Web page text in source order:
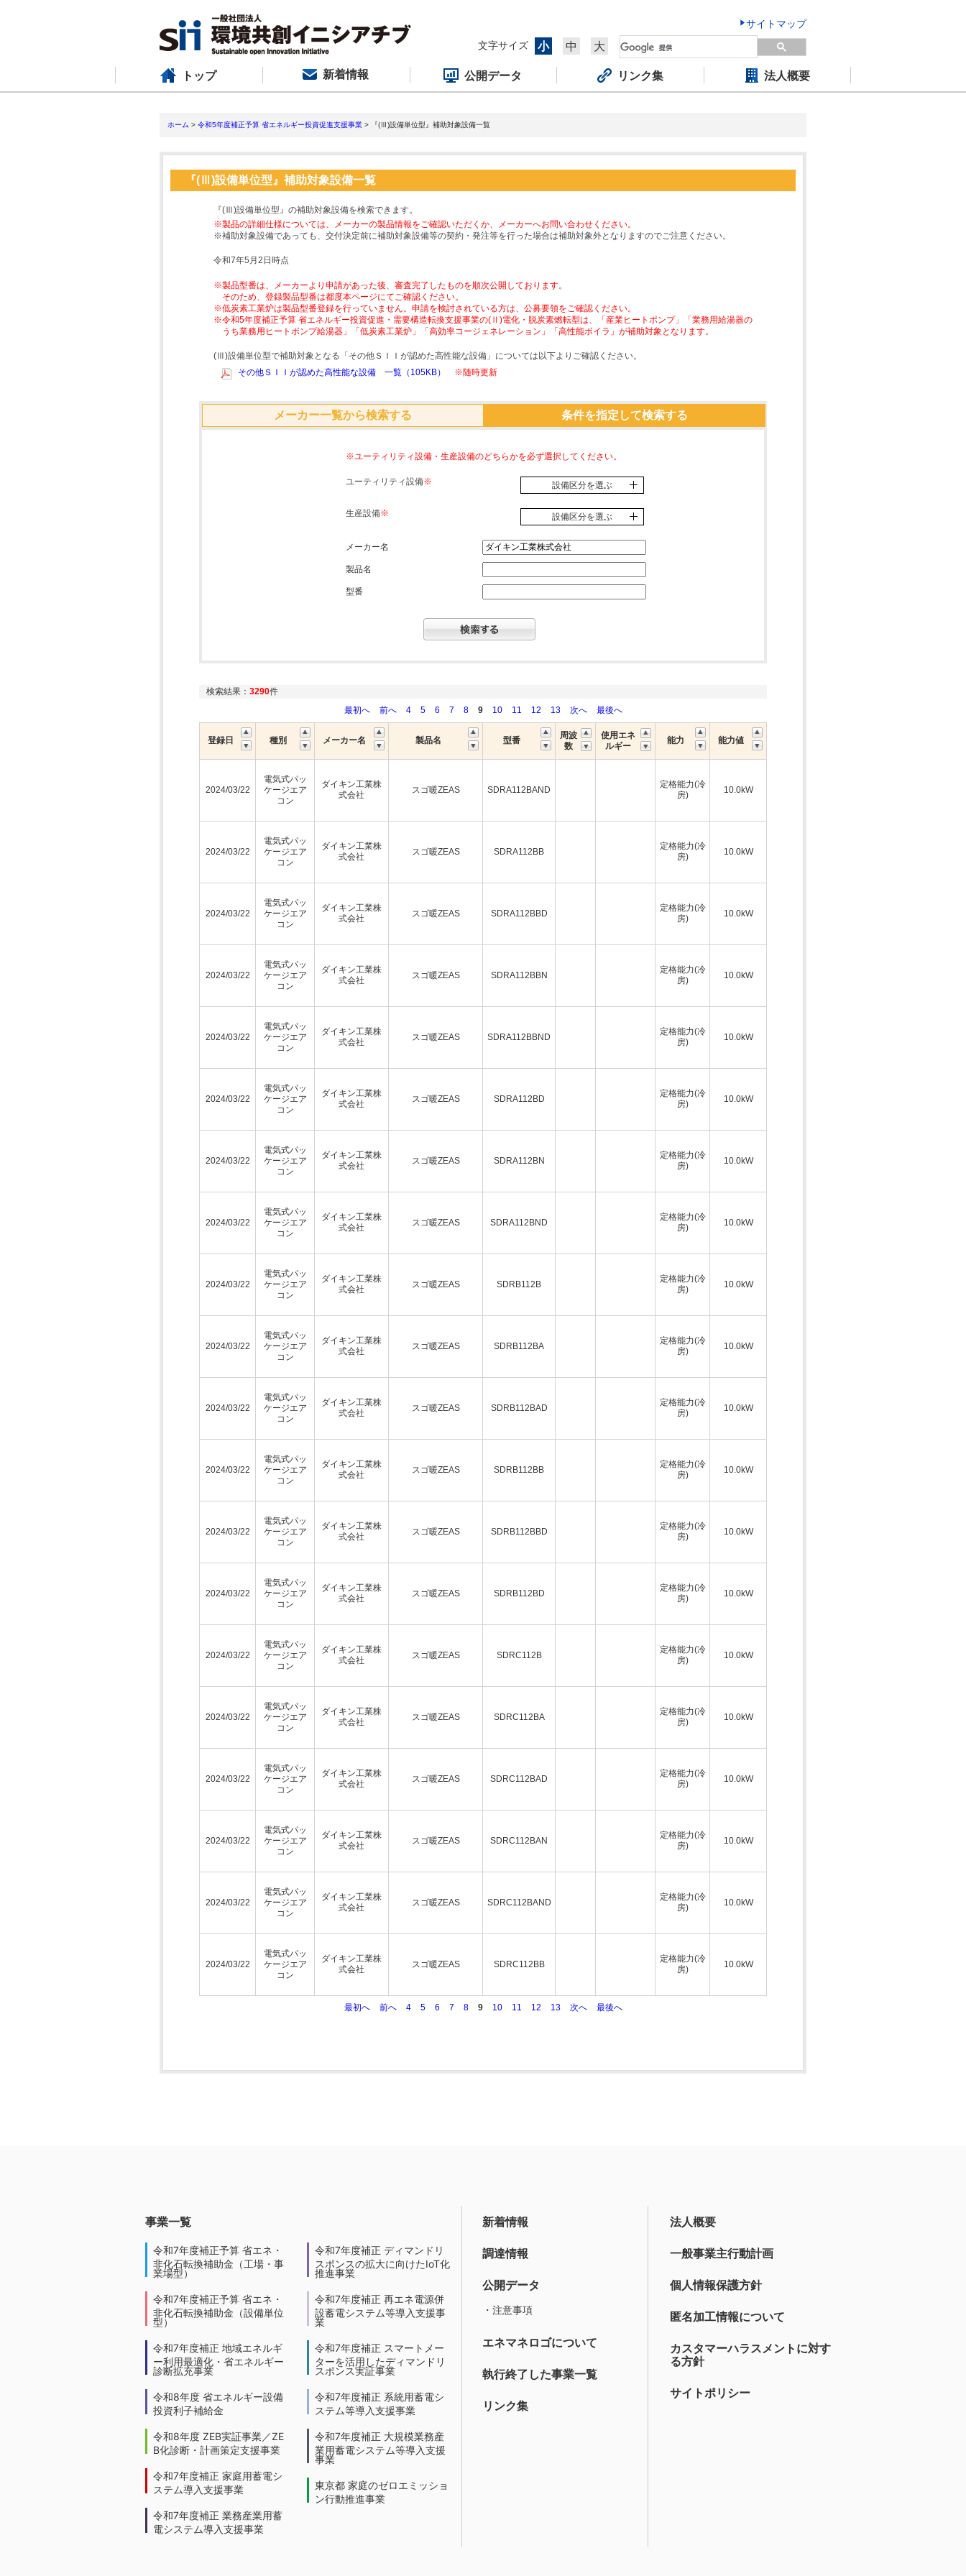
サイトマップ
文字サイズ
小 中 大
トップ 新着情報 公開データ リンク集 法人概要
ホーム > 令和5年度補正予算 省エネルギー投資促進支援事業 > 『(Ⅲ)設備単位型』補助対象設備一覧
『(Ⅲ)設備単位型』補助対象設備一覧
『(Ⅲ)設備単位型』の補助対象設備を検索できます。
※製品の詳細仕様については、メーカーの製品情報をご確認いただくか、メーカーへお問い合わせください。
※補助対象設備であっても、交付決定前に補助対象設備等の契約・発注等を行った場合は補助対象外となりますのでご注意ください。
令和7年5月2日時点
※製品型番は、メーカーより申請があった後、審査完了したものを順次公開しております。
そのため、登録製品型番は都度本ページにてご確認ください。
※低炭素工業炉は製品型番登録を行っていません。申請を検討されている方は、公募要領をご確認ください。
※令和5年度補正予算 省エネルギー投資促進・需要構造転換支援事業の(Ⅱ)電化・脱炭素燃転型は、「産業ヒートポンプ」「業務用給湯器の
うち業務用ヒートポンプ給湯器」「低炭素工業炉」「高効率コージェネレーション」「高性能ボイラ」が補助対象となります。
(Ⅲ)設備単位型で補助対象となる「その他ＳＩＩが認めた高性能な設備」については以下よりご確認ください。
その他ＳＩＩが認めた高性能な設備 一覧（105KB）
※随時更新
メーカー一覧から検索する 条件を指定して検索する
※ユーティリティ設備・生産設備のどちらかを必ず選択してください。
ユーティリティ設備※ 設備区分を選ぶ
生産設備※ 設備区分を選ぶ
メーカー名
製品名
型番
検索結果： 3290件
最初へ
前へ 4 5 6 7 8 9 10 11 12 13 次へ 最後へ
登録日 種別 メーカー名 製品名 型番
周波
数
使用エネ
ルギー
能力 能力値
2024/03/22
電気式パッ
ケージエア
コン
ダイキン工業株
式会社
スゴ暖ZEAS SDRA112BAND
定格能力(冷
房)
10.0kW
2024/03/22
電気式パッ
ケージエア
コン
ダイキン工業株
式会社
スゴ暖ZEAS SDRA112BB
定格能力(冷
房)
10.0kW
2024/03/22
電気式パッ
ケージエア
コン
ダイキン工業株
式会社
スゴ暖ZEAS SDRA112BBD
定格能力(冷
房)
10.0kW
2024/03/22
電気式パッ
ケージエア
コン
ダイキン工業株
式会社
スゴ暖ZEAS SDRA112BBN
定格能力(冷
房)
10.0kW
2024/03/22
電気式パッ
ケージエア
コン
ダイキン工業株
式会社
スゴ暖ZEAS SDRA112BBND
定格能力(冷
房)
10.0kW
2024/03/22
電気式パッ
ケージエア
コン
ダイキン工業株
式会社
スゴ暖ZEAS SDRA112BD
定格能力(冷
房)
10.0kW
2024/03/22
電気式パッ
ケージエア
コン
ダイキン工業株
式会社
スゴ暖ZEAS SDRA112BN
定格能力(冷
房)
10.0kW
2024/03/22
電気式パッ
ケージエア
コン
ダイキン工業株
式会社
スゴ暖ZEAS SDRA112BND
定格能力(冷
房)
10.0kW
2024/03/22
電気式パッ
ケージエア
コン
ダイキン工業株
式会社
スゴ暖ZEAS SDRB112B
定格能力(冷
房)
10.0kW
2024/03/22
電気式パッ
ケージエア
コン
ダイキン工業株
式会社
スゴ暖ZEAS SDRB112BA
定格能力(冷
房)
10.0kW
2024/03/22
電気式パッ
ケージエア
コン
ダイキン工業株
式会社
スゴ暖ZEAS SDRB112BAD
定格能力(冷
房)
10.0kW
2024/03/22
電気式パッ
ケージエア
コン
ダイキン工業株
式会社
スゴ暖ZEAS SDRB112BB
定格能力(冷
房)
10.0kW
2024/03/22
電気式パッ
ケージエア
コン
ダイキン工業株
式会社
スゴ暖ZEAS SDRB112BBD
定格能力(冷
房)
10.0kW
2024/03/22
電気式パッ
ケージエア
コン
ダイキン工業株
式会社
スゴ暖ZEAS SDRB112BD
定格能力(冷
房)
10.0kW
2024/03/22
電気式パッ
ケージエア
コン
ダイキン工業株
式会社
スゴ暖ZEAS SDRC112B
定格能力(冷
房)
10.0kW
2024/03/22
電気式パッ
ケージエア
コン
ダイキン工業株
式会社
スゴ暖ZEAS SDRC112BA
定格能力(冷
房)
10.0kW
2024/03/22
電気式パッ
ケージエア
コン
ダイキン工業株
式会社
スゴ暖ZEAS SDRC112BAD
定格能力(冷
房)
10.0kW
2024/03/22
電気式パッ
ケージエア
コン
ダイキン工業株
式会社
スゴ暖ZEAS SDRC112BAN
定格能力(冷
房)
10.0kW
2024/03/22
電気式パッ
ケージエア
コン
ダイキン工業株
式会社
スゴ暖ZEAS SDRC112BAND
定格能力(冷
房)
10.0kW
2024/03/22
電気式パッ
ケージエア
コン
ダイキン工業株
式会社
スゴ暖ZEAS SDRC112BB
定格能力(冷
房)
10.0kW
最初へ 前へ 4 5 6 7 8 9 10 11 12 13 次へ 最後へ
事業一覧
令和7年度補正予算 省エネ・
非化石転換補助金（工場・事
業場型）
令和7年度補正予算 省エネ・
非化石転換補助金（設備単位
型）
令和7年度補正 地域エネルギ
ー利用最適化・省エネルギー
診断拡充事業
令和8年度 省エネルギー設備
投資利子補給金
令和8年度 ZEB実証事業／ZE
B化診断・計画策定支援事業
令和7年度補正 家庭用蓄電シ
ステム導入支援事業
令和7年度補正 業務産業用蓄
電システム導入支援事業
令和7年度補正 ディマンドリ
スポンスの拡大に向けたIoT化
推進事業
令和7年度補正 再エネ電源併
設蓄電システム等導入支援事
業
令和7年度補正 スマートメー
ターを活用したディマンドリ
スポンス実証事業
令和7年度補正 系統用蓄電シ
ステム等導入支援事業
令和7年度補正 大規模業務産
業用蓄電システム等導入支援
事業
東京都 家庭のゼロエミッショ
ン行動推進事業
新着情報
調達情報
公開データ
・注意事項
エネマネロゴについて
執行終了した事業一覧
リンク集
法人概要
一般事業主行動計画
個人情報保護方針
匿名加工情報について
カスタマーハラスメントに対す
る方針
サイトポリシー